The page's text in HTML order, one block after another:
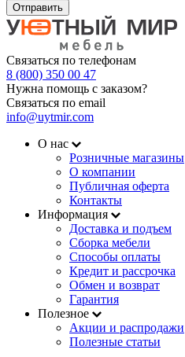
Отправить
Связаться по телефонам
8 (800) 350 00 47
Нужна помощь с заказом?
Связаться по email
info@uytmir.com
О нас
Розничные магазины
О компании
Публичная оферта
Контакты
Информация
Доставка и подъем
Сборка мебели
Способы оплаты
Кредит и рассрочка
Обмен и возврат
Гарантия
Полезное
Акции и распродажи
Полезные статьи